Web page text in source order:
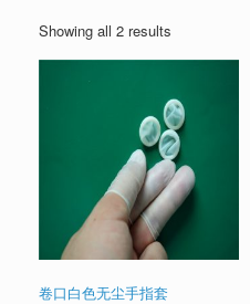
Showing all 2 results
卷口白色无尘手指套